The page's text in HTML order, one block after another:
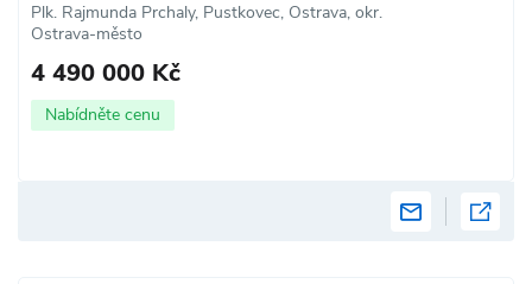
Plk. Rajmunda Prchaly, Pustkovec, Ostrava, okr.
Ostrava-město
4 490 000 Kč
Nabídněte cenu